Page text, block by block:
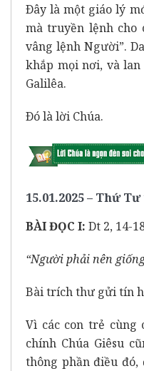
Ðây là một giáo lý
mà truyền lệnh cho
vâng lệnh Người”.
khắp mọi nơi, và
Galilêa.
Ðó là lời Chúa.
15.01.2025 – Thứ
BÀI ĐỌC I: Dt 2, 14-
“Người phải nên
Bài trích thư gửi tín
Vì các con trẻ cùng
chính Chúa Giêsu
thông phần điều đó,